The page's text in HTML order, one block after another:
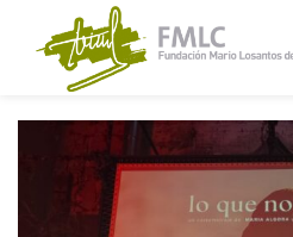
content